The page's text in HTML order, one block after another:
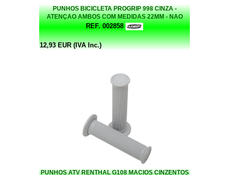
PUNHOS BICICLETA PROGRIP 998 CINZA -
ATENÇAO AMBOS COM MEDIDAS 22MM - NAO
DAO NAS MOTAS - UNICAMENTE ATV
REF. 002858
12,93 EUR (IVA Inc.)
PUNHOS ATV RENTHAL G108 MACIOS CINZENTOS